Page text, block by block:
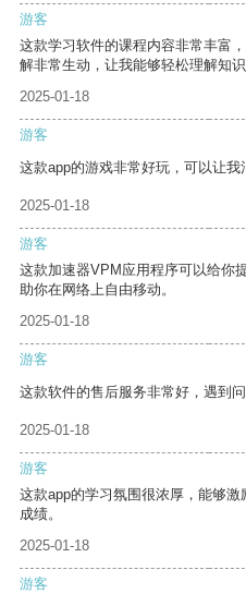
游客
这款学习软件的课程内容非常丰富
解非常生动，让我能够轻松理解知识
2025-01-18
游客
这款app的游戏非常好玩，可以让我
2025-01-18
游客
这款加速器VPM应用程序可以给你
助你在网络上自由移动。
2025-01-18
游客
这款软件的售后服务非常好，遇到
2025-01-18
游客
这款app的学习氛围很浓厚，能够
成绩。
2025-01-18
游客